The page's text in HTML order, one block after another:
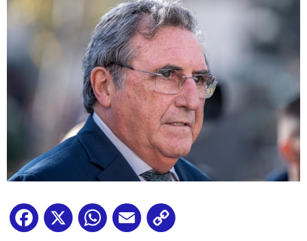
Facebook
X WhatsApp
Email